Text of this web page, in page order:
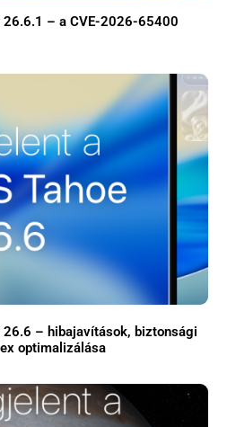
26.6.1 – a CVE-2026-65400
26.6 – hibajavítások, biztonsági
optimalizálása